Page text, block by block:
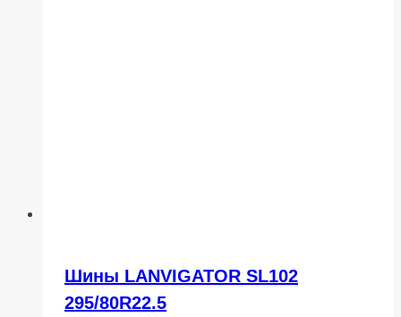
Шины LANVIGATOR SL102
295/80R22.5